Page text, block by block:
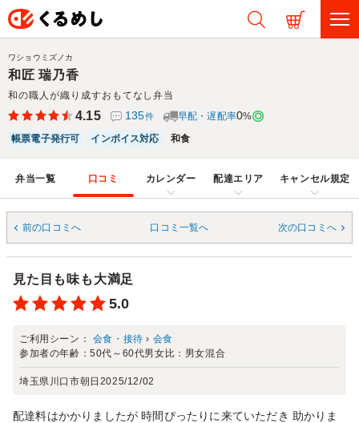
和匠 瑞乃香
和の職人が織り成すおもてなし弁当
ワショウミズノカ
4.15 135件 早配・遅配率0%
帳票電子発行可
インボイス対応 和食
弁当一覧 口コミ カレンダー 配達エリア キャンセル規定
前の口コミへ 口コミ一覧へ 次の口コミへ
見た目も味も大満足
5.0
ご利用シーン： 会食・接待 › 会食
参加者の年齢：50代～60代男女比： 男女混合
埼玉県川口市朝日 2025/12/02
配達料はかかりましたが 時間ぴったりに来ていただき 助かりま